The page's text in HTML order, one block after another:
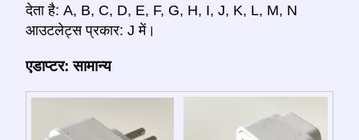
देता है: A, B, C, D, E, F, G, H, I, J, K, L, M, N
आउटलेट्स प्रकार: J में।
एडाप्टर: सामान्य